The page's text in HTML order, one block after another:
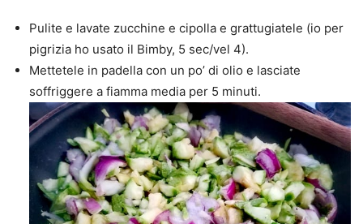
Pulite e lavate zucchine e cipolla e grattugiatele (io per
pigrizia ho usato il Bimby, 5 sec/vel 4).
Mettetele in padella con un po’ di olio e lasciate
soffriggere a fiamma media per 5 minuti.